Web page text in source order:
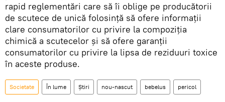
rapid reglementări care să îi oblige pe producătorii
de scutece de unică folosinţă să ofere informaţii
clare consumatorilor cu privire la compoziţia
chimică a scutecelor şi să ofere garanţii
consumatorilor cu privire la lipsa de reziduuri toxice
în aceste produse.
Societate În lume Știri nou-nascut bebelus pericol